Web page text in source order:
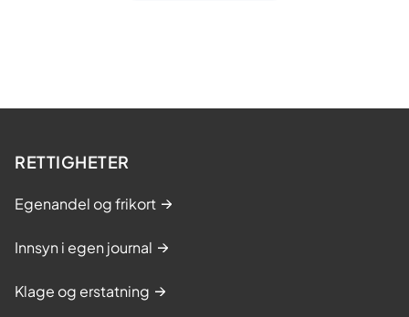
RETTIGHETER
Egenandel og frikort
Innsyn i egen journal
Klage og erstatning